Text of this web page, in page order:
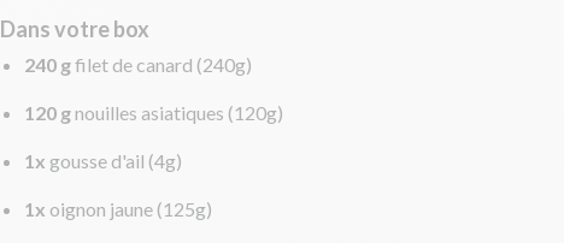
Dans votre box
240 gfilet de canard (240g)
120 gnouilles asiatiques (120g)
1x gousse d'ail (4g)
1x oignon jaune (125g)